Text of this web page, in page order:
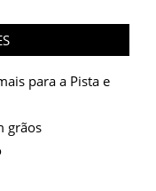
para a Pista e
grãos